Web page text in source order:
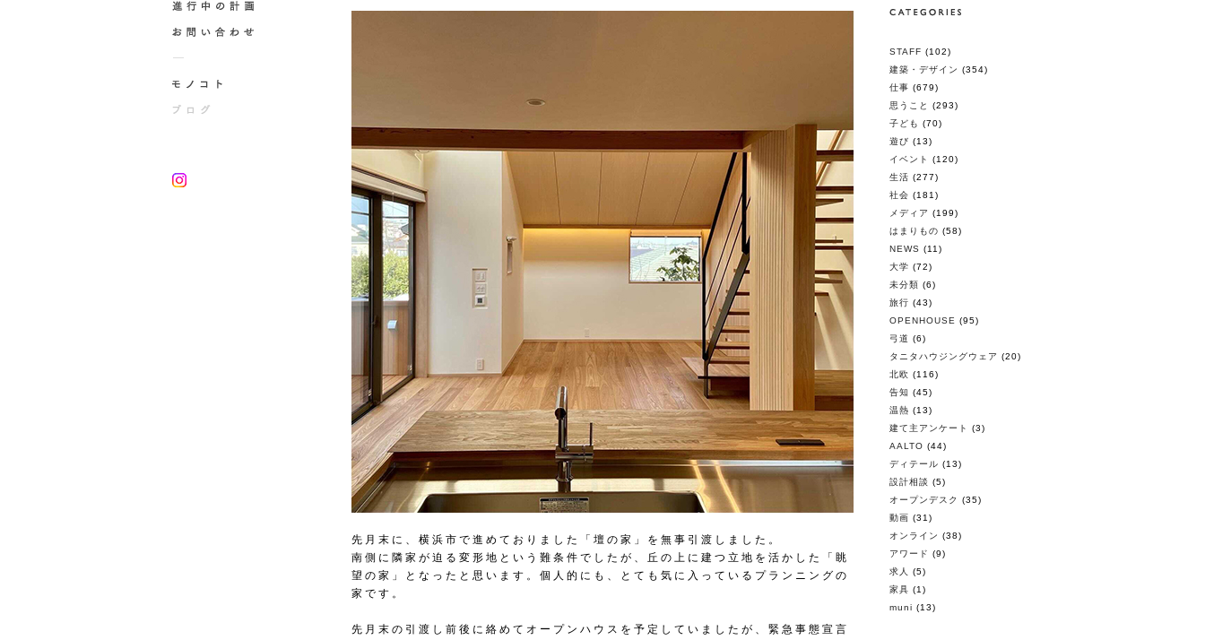
先月末に、横浜市で進めておりました「壇の家」を無事引渡しました。
南側に隣家が迫る変形地という難条件でしたが、丘の上に建つ立地を活かした「眺
望の家」となったと思います。個人的にも、とても気に入っているプランニングの
家です。
先月末の引渡し前後に絡めてオープンハウスを予定していましたが、緊急事態宣言
STAFF (102)
建築・デザイン (354)
仕事 (679)
思うこと
(293)
子ども (70)
遊び (13)
イベント
(120)
生活 (277)
社会 (181)
メディア (199)
はまりもの (58)
NEWS (11)
大学 (72)
未分類 (6)
旅行 (43)
OPENHOUSE (95)
弓道 (6)
タニタハウジングウェア (20)
北欧 (116)
告知 (45)
温熱 (13)
建て主アンケート
(3)
AALTO (44)
ディテール (13)
設計相談 (5)
オープンデスク
(35)
動画 (31)
オンライン (38)
アワード (9)
求人
(5)
家具 (1)
muni (13)